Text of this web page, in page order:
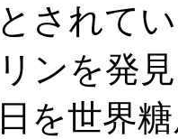
されて
ンを発
を世界